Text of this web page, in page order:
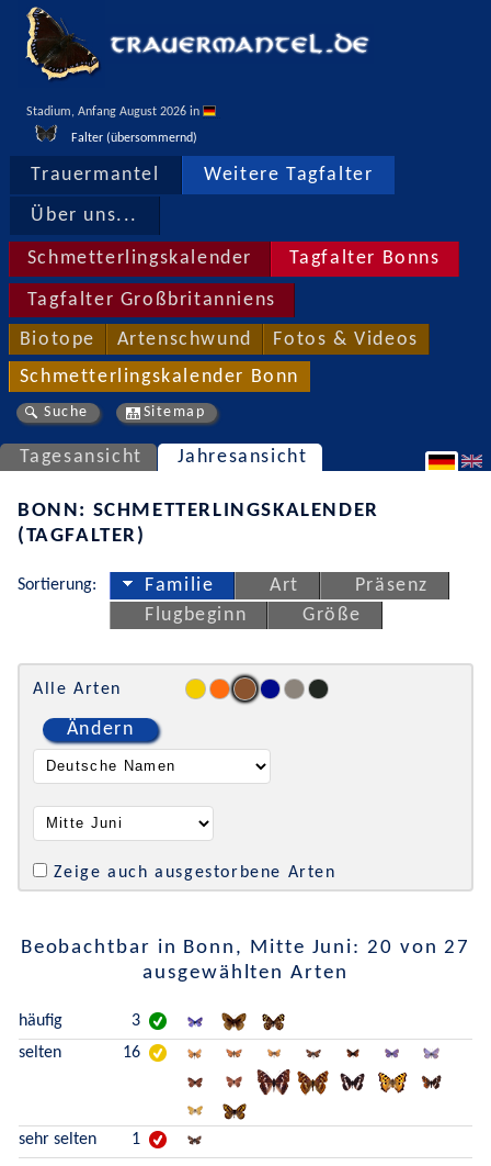
Stadium, Anfang August 2026 in
Falter (übersommernd)
Trauermantel Weitere Tagfalter
Über uns...
Schmetterlingskalender Tagfalter Bonns
Tagfalter Großbritanniens
Biotope Artenschwund Fotos & Videos
Schmetterlingskalender Bonn
Suche Sitemap
Tagesansicht Jahresansicht
BONN: SCHMETTERLINGSKALENDER
(TAGFALTER)
Sortierung: Familie Art
Präsenz
Flugbeginn
Größe
Alle Arten
Ändern
Zeige auch ausgestorbene Arten
Beobachtbar in Bonn, Mitte Juni: 20 von 27
ausgewählten Arten
häufig
3
selten
16
sehr selten 1